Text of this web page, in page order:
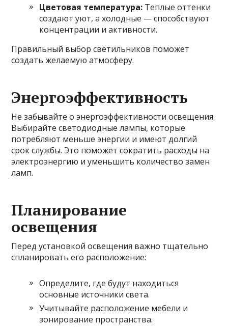
Цветовая температура: Теплые оттенки
создают уют, а холодные — способствуют
концентрации и активности.
Правильный выбор светильников поможет
создать желаемую атмосферу.
Энергоэффективность
Не забывайте о энергоэффективности освещения.
Выбирайте светодиодные лампы, которые
потребляют меньше энергии и имеют долгий
срок службы. Это поможет сократить расходы на
электроэнергию и уменьшить количество замен
ламп.
Планирование
освещения
Перед установкой освещения важно тщательно
спланировать его расположение:
Определите, где будут находиться
основные источники света.
Учитывайте расположение мебели и
зонирование пространства.